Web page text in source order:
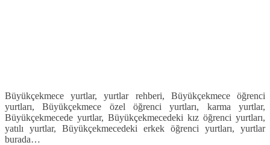
Büyükçekmece yurtlar, yurtlar rehberi, Büyükçekmece öğrenci
yurtları, Büyükçekmece özel öğrenci yurtları, karma yurtlar,
Büyükçekmecede yurtlar, Büyükçekmecedeki kız öğrenci yurtları,
yatılı yurtlar, Büyükçekmecedeki erkek öğrenci yurtları, yurtlar
burada…